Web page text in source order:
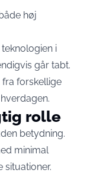
høj
i
går tabt.
forskellige
rolle
betydning.
minimal
situationer.